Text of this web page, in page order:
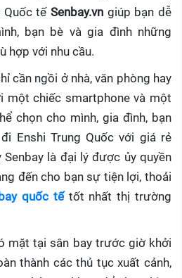
Quốc tế Senbay.vn giúp bạn dễ
bạn bè và gia đình những
hợp với nhu cầu.
cần ngồi ở nhà, văn phòng hay
một chiếc smartphone và một
chọn cho mình, gia đình, bạn
Enshi Trung Quốc với giá rẻ
Senbay là đại lý được ủy quyền
đến cho bạn sự tiện lợi, thoải
quốc tế tốt nhất thị trường
mặt tại sân bay trước giờ khởi
thành các thủ tục xuất cảnh,